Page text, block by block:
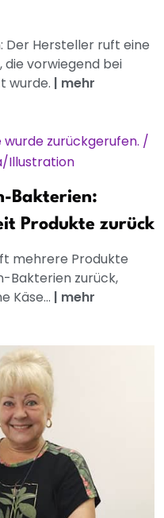
Der Hersteller ruft eine
vorwiegend bei
wurde. | mehr
Bakterien:
Produkte zurück
mehrere Produkte
Bakterien zurück,
Käse... | mehr